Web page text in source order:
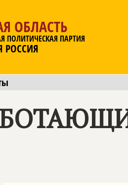
ОБЛАСТЬ
ПОЛИТИЧЕСКАЯ ПАРТИЯ
РОССИЯ